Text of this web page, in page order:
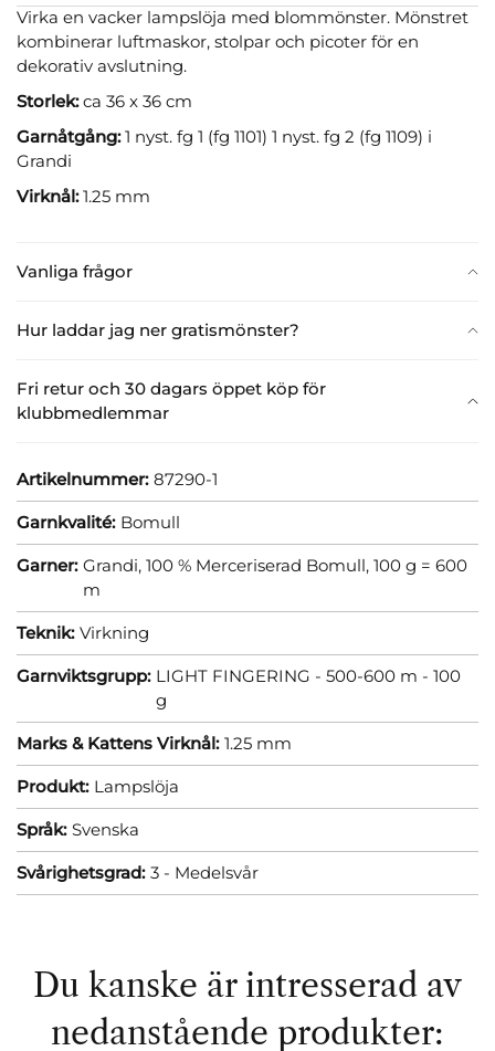
Vanliga frågor
Hur laddar jag ner gratismönster?
Fri retur och 30 dagars öppet köp för
klubbmedlemmar
Virka en vacker lampslöja med blommönster. Mönstret
kombinerar luftmaskor, stolpar och picoter för en
dekorativ avslutning.
Storlek:ca 36 x 36 cm
Garnåtgång:1 nyst. fg 1 (fg 1101) 1 nyst. fg 2 (fg 1109) i
Grandi
Virk­nål:1.25 mm
Artikelnummer: 87290-1
Garnkvalité: Bomull
Garner: Grandi, 100 % Merceriserad Bomull, 100 g = 600
m
Teknik: Virkning
Garnviktsgrupp: LIGHT FINGERING - 500-600 m - 100
g
Marks & Kattens Virknål: 1.25 mm
Produkt: Lampslöja
Språk: Svenska
Svårighetsgrad: 3 - Medelsvår
Du kanske är intresserad av
nedanstående produkter: